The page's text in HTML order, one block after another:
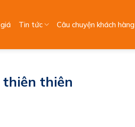
Tin tức Câu chuyện khách hàng
thiên thiên